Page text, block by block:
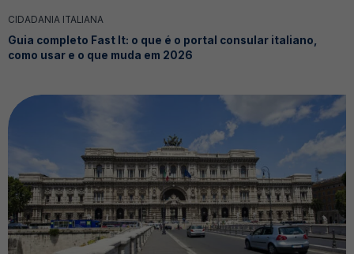
CIDADANIA ITALIANA
Guia completo Fast It: o que é o portal consular italiano,
como usar e o que muda em 2026